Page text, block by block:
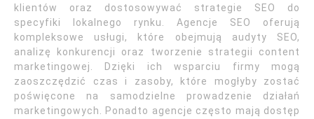
klientów oraz dostosowywać strategie SEO do
specyfiki lokalnego rynku. Agencje SEO oferują
kompleksowe usługi, które obejmują audyty SEO,
analizę konkurencji oraz tworzenie strategii content
marketingowej. Dzięki ich wsparciu firmy mogą
zaoszczędzić czas i zasoby, które mogłyby zostać
poświęcone na samodzielne prowadzenie działań
marketingowych. Ponadto agencje często mają dostęp